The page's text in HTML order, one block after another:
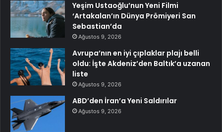
Yeşim Ustaoğlu’nun Yeni Filmi
‘Artakalan’ın Dünya Prömiyeri San
Sebastian’da
Ağustos 9, 2026
Avrupa’nın en iyi çıplaklar plajı belli
oldu: İşte Akdeniz’den Baltık’a uzanan
liste
Ağustos 9, 2026
ABD’den İran’a Yeni Saldırılar
Ağustos 9, 2026